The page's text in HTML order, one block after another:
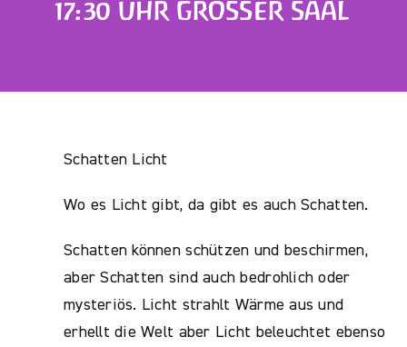
17:30 UHR GROSSER SAAL
Schatten Licht
Wo es Licht gibt, da gibt es auch Schatten.
Schatten können schützen und beschirmen,
aber Schatten sind auch bedrohlich oder
mysteriös. Licht strahlt Wärme aus und
erhellt die Welt aber Licht beleuchtet ebenso